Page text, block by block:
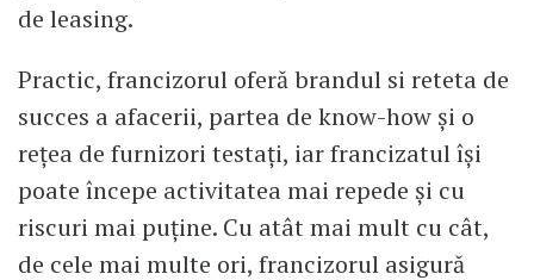
de leasing.
Practic, francizorul oferă brandul si reteta de
succes a afacerii, partea de know-how și o
rețea de furnizori testați, iar francizatul își
poate începe activitatea mai repede și cu
riscuri mai puține. Cu atât mai mult cu cât,
de cele mai multe ori, francizorul asigură